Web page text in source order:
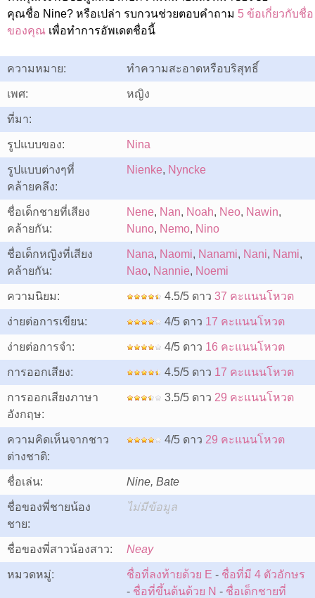
คุณชื่อ Nine? หรือเปล่า รบกวนช่วยตอบคำถาม 5 ข้อเกี่ยวกับชื่อ
ของคุณ เพื่อทำการอัพเดตชื่อนี้
ความหมาย: ทำความสะอาดหรือบริสุทธิ์
เพศ: หญิง
ที่มา:
รูปแบบของ: Nina
รูปแบบต่างๆที่
คล้ายคลึง:
Nienke, Nyncke
ชื่อเด็กชายที่เสียง
คล้ายกัน:
Nene, Nan, Noah, Neo, Nawin,
Nuno, Nemo, Nino
ชื่อเด็กหญิงที่เสียง
คล้ายกัน:
Nana, Naomi, Nanami, Nani, Nami,
Nao, Nannie, Noemi
ความนิยม: 4.5/5 ดาว 37 คะแนนโหวต
ง่ายต่อการเขียน: 4/5 ดาว 17 คะแนนโหวต
ง่ายต่อการจำ: 4/5 ดาว 16 คะแนนโหวต
การออกเสียง: 4.5/5 ดาว 17 คะแนนโหวต
การออกเสียงภาษา
อังกฤษ:
3.5/5 ดาว 29 คะแนนโหวต
ความคิดเห็นจากชาว
ต่างชาติ:
4/5 ดาว 29 คะแนนโหวต
ชื่อเล่น: Nine, Bate
ชื่อของพี่ชายน้อง
ชาย:
ไม่มีข้อมูล
ชื่อของพี่สาวน้องสาว: Neay
หมวดหมู่: ชื่อที่ลงท้ายด้วย E - ชื่อที่มี 4 ตัวอักษร
- ชื่อที่ขึ้นต้นด้วย N - ชื่อเด็กชายที่